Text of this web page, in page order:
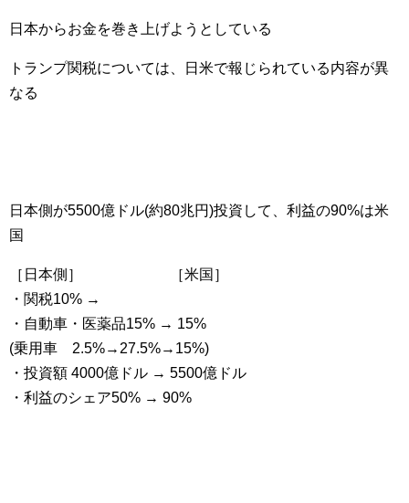
日本からお金を巻き上げようとしている
トランプ関税については、日米で報じられている内容が異
なる
日本側が5500億ドル(約80兆円)投資して、利益の90%は米
国
［日本側］ ［米国］
・関税10% →
・自動車・医薬品15% → 15%
(乗用車 2.5%→27.5%→15%)
・投資額 4000億ドル → 5500億ドル
・利益のシェア50% → 90%